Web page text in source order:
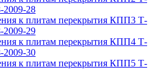
28
к плитам перекрытия КПП3 Т-
29
к плитам перекрытия КПП4 Т-
30
к плитам перекрытия КПП5 Т-